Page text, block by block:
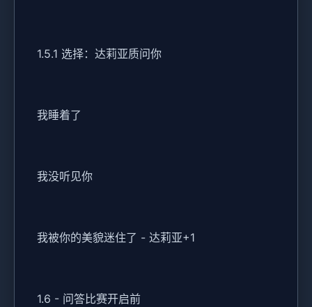
1.5.1 选择：达莉亚质问你
我睡着了
我没听见你
我被你的美貌迷住了 - 达莉亚+1
1.6 - 问答比赛开启前